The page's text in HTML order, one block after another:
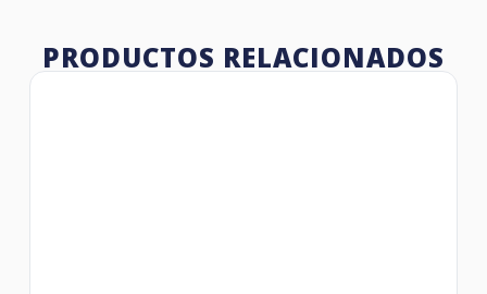
PRODUCTOS RELACIONADOS